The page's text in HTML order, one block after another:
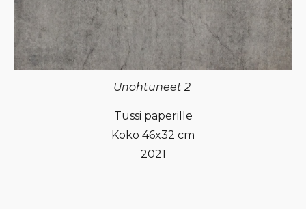
Unohtuneet2
Tussi paperille
Koko 46x32 cm
2021